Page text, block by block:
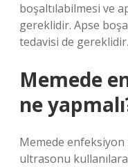
boşaltılabilmesi ve
gereklidir. Apse
tedavisi de gereklidir.
Memede
ne
Memede
ultrasonu